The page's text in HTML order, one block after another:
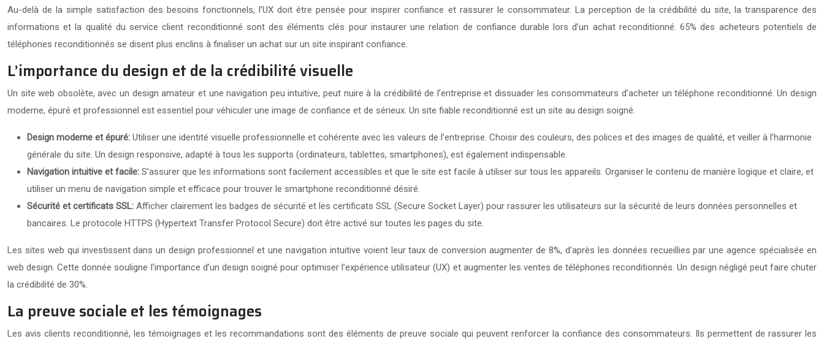
Au-delà de la simple satisfaction des besoins fonctionnels, l’UX doit être pensée pour inspirer confiance et rassurer le consommateur. La perception de la crédibilité du site, la transparence des
informations et la qualité du service client reconditionné sont des éléments clés pour instaurer une relation de confiance durable lors d’un achat reconditionné. 65% des acheteurs potentiels de
téléphones reconditionnés se disent plus enclins à finaliser un achat sur un site inspirant confiance.
L’importance du design et de la crédibilité visuelle
Un site web obsolète, avec un design amateur et une navigation peu intuitive, peut nuire à la crédibilité de l’entreprise et dissuader les consommateurs d’acheter un téléphone reconditionné. Un design
moderne, épuré et professionnel est essentiel pour véhiculer une image de confiance et de sérieux. Un site fiable reconditionné est un site au design soigné.
Design moderne et épuré: Utiliser une identité visuelle professionnelle et cohérente avec les valeurs de l’entreprise. Choisir des couleurs, des polices et des images de qualité, et veiller à l’harmonie
générale du site. Un design responsive, adapté à tous les supports (ordinateurs, tablettes, smartphones), est également indispensable.
Navigation intuitive et facile: S’assurer que les informations sont facilement accessibles et que le site est facile à utiliser sur tous les appareils. Organiser le contenu de manière logique et claire, et
utiliser un menu de navigation simple et efficace pour trouver le smartphone reconditionné désiré.
Sécurité et certificats SSL: Afficher clairement les badges de sécurité et les certificats SSL (Secure Socket Layer) pour rassurer les utilisateurs sur la sécurité de leurs données personnelles et
bancaires. Le protocole HTTPS (Hypertext Transfer Protocol Secure) doit être activé sur toutes les pages du site.
Les sites web qui investissent dans un design professionnel et une navigation intuitive voient leur taux de conversion augmenter de 8%, d’après les données recueillies par une agence spécialisée en
web design. Cette donnée souligne l’importance d’un design soigné pour optimiser l’expérience utilisateur (UX) et augmenter les ventes de téléphones reconditionnés. Un design négligé peut faire chuter
la crédibilité de 30%.
La preuve sociale et les témoignages
Les avis clients reconditionné, les témoignages et les recommandations sont des éléments de preuve sociale qui peuvent renforcer la confiance des consommateurs. Ils permettent de rassurer les